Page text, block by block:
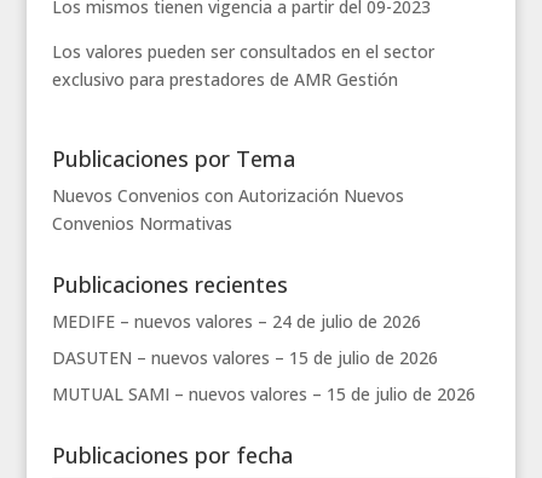
Los mismos tienen vigencia a partir del 09-2023
Los valores pueden ser consultados en el sector
exclusivo para prestadores de AMR Gestión
Publicaciones por Tema
Nuevos Convenios con Autorización Nuevos
Convenios Normativas
Publicaciones recientes
MEDIFE – nuevos valores – 24 de julio de 2026
DASUTEN – nuevos valores – 15 de julio de 2026
MUTUAL SAMI – nuevos valores – 15 de julio de 2026
Publicaciones por fecha